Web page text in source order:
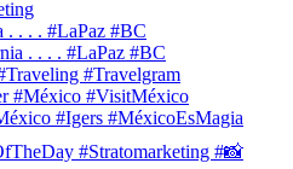
. . . . #LaPaz #BC